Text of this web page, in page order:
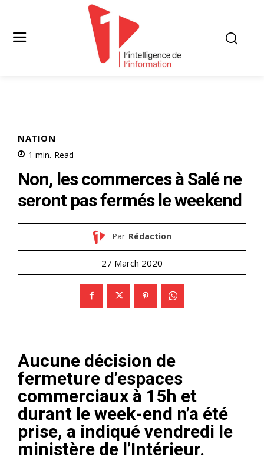
NATION
1 min. Read
Non, les commerces à Salé ne
seront pas fermés le weekend
Par Rédaction
27 March 2020
Aucune décision de
fermeture d’espaces
commerciaux à 15h et
durant le week-end n’a été
prise, a indiqué vendredi le
ministère de l’Intérieur.